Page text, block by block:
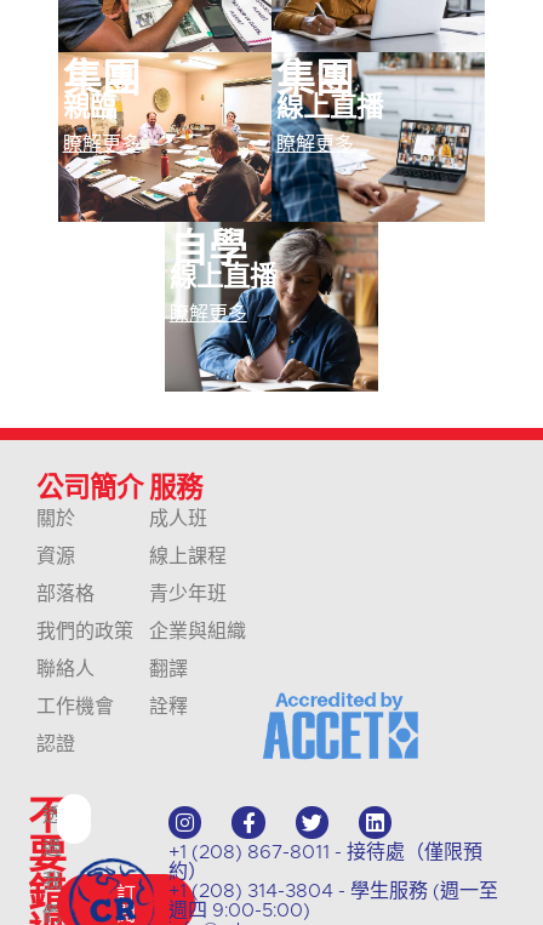
集團
親臨
瞭解更多
集團
線上直播
瞭解更多
自學
線上直播
瞭解更多
不
要
錯
透
過
我
們
訂
閱
+1 (208) 867-8011 - 接待處（僅限預
約）
+1 (208) 314-3804 - 學生服務 (週一至
週四 9:00-5:00)
公司簡介
關於
資源
部落格
我們的政策
聯絡人
工作機會
認證
服務
成人班
線上課程
青少年班
企業與組織
翻譯
詮釋